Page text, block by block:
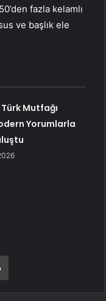
fazla kelamlı
ve başlık ele
Mutfağı
Yorumlarla
Yazdır